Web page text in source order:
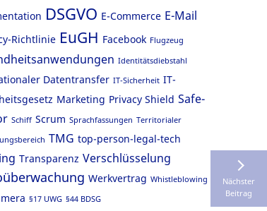
Nächster
Beitrag
DSGVO E-Commerce E-Mail
Richtlinie EuGH Facebook Flugzeug
Identitätsdiebstahl
Datentransfer IT-Sicherheit IT-
Marketing Privacy Shield Safe-
Schiff Scrum Sprachfassungen Territorialer
TMG top-person-legal-tech
Transparenz Verschlüsselung
Werkvertrag Whistleblowing
§17 UWG §44 BDSG